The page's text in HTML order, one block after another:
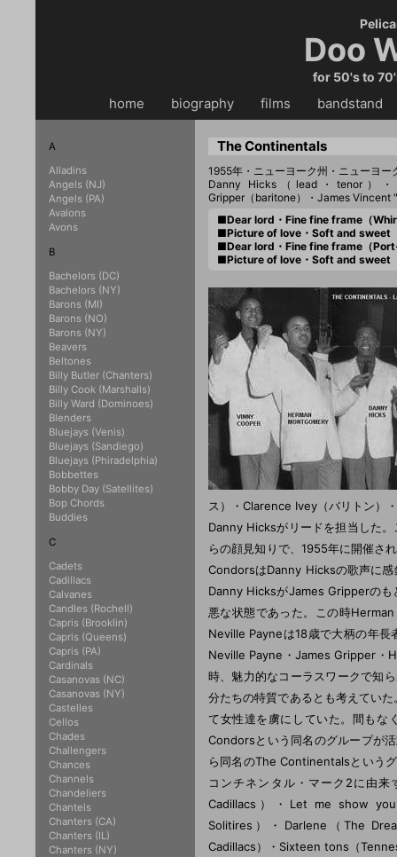
Doo
for 50's to
home biography・・ films bandstand
The Continentals
1955年・ニューヨーク州・ニューヨー
Danny Hicks（lead・tenor）・
Gripper（baritone）・James Vincent
■Dear lord・Fine fine frame（
■Picture of love・Soft and sweet
■Dear lord・Fine fine frame（
■Picture of love・Soft and sweet
ス）・Clarence Ivey（バリトン）
Danny Hicksがリードを担当した
らの顔見知りで、1955年に開催さ
CondorsはDanny Hicksの歌声に感
Danny HicksがJames Gripperのも
悪な状態であった。この時
Neville Payneは18歳で大柄の年
Neville Payne・James Gripper・
時、魅力的なコーラスワークで知
分たちの特質であるとも考えてい
て女性達を虜にしていた。間もな
Condorsという同名のグループが
ら同名のThe Continentalsという
コンチネンタル・マーク2に由
Cadillacs）・Let me show
Solitires）・Darlene（The
Cadillacs）・Sixteen tons（
A
Alladins
Angels (NJ)
Angels (PA)
Avalons
Avons
B
Bachelors (DC)
Bachelors (NY)
Barons (MI)
Barons (NO)
Barons (NY)
Beavers
Beltones
Billy Butler (Chanters)
Billy Cook (Marshalls)
Billy Ward (Dominoes)
Blenders
Bluejays (Venis)
Bluejays (Sandiego)
Bluejays (Phiradelphia)
Bobbettes
Bobby Day (Satellites)
Bop Chords
Buddies
C
Cadets
Cadillacs
Calvanes
Candles (Rochell)
Capris (Brooklin)
Capris (Queens)
Capris (PA)
Cardinals
Casanovas (NC)
Casanovas (NY)
Castelles
Cellos
Chades
Challengers
Chances
Channels
Chandeliers
Chantels
Chanters (CA)
Chanters (IL)
Chanters (NY)